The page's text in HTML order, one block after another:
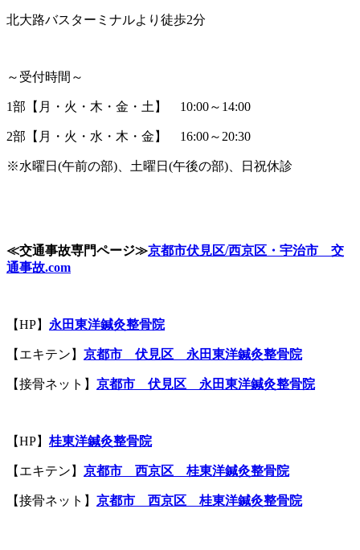
北大路バスターミナルより徒歩2分
～受付時間～
1部【月・火・木・金・土】 10:00～14:00
2部【月・火・水・木・金】 16:00～20:30
※水曜日(午前の部)、土曜日(午後の部)、日祝休診
≪交通事故専門ページ≫京都市伏見区/西京区・宇治市 交
通事故.com
【HP】 永田東洋鍼灸整骨院
【エキテン】 京都市 伏見区 永田東洋鍼灸整骨院
【接骨ネット】 京都市 伏見区 永田東洋鍼灸整骨院
【HP】 桂東洋鍼灸整骨院
【エキテン】 京都市 西京区 桂東洋鍼灸整骨院
【接骨ネット】 京都市 西京区 桂東洋鍼灸整骨院